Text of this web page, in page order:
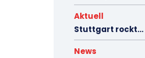
Aktuell
Stuttgart rockt…
News